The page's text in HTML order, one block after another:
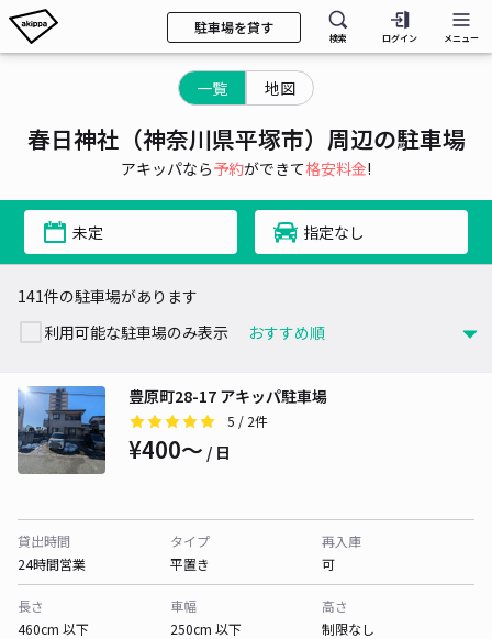
駐車場を貸す
検索 ログイン メニュー
一覧 地図
春日神社（神奈川県平塚市）周辺の駐車場
アキッパなら予約ができて格安料金!
未定 指定なし
141件の駐車場があります
利用可能な駐車場のみ表示
豊原町28-17 アキッパ駐車場
5 / 2件
¥400〜 / 日
貸出時間
24時間営業
タイプ
平置き
再入庫
可
長さ
460cm 以下
車幅
250cm 以下
高さ
制限なし